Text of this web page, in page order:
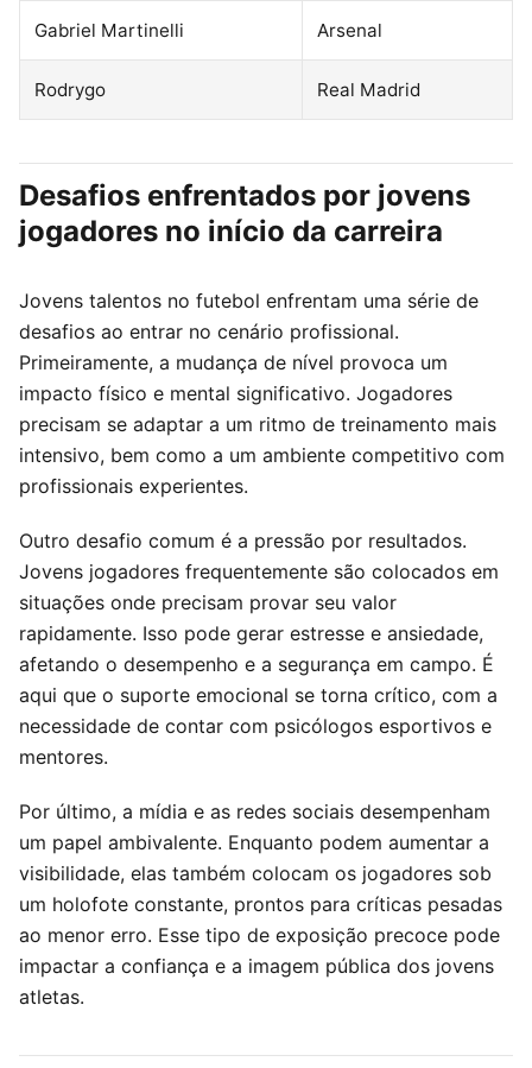
Gabriel Martinelli Arsenal
Rodrygo Real Madrid
Desafios enfrentados por jovens
jogadores no início da carreira
Jovens talentos no futebol enfrentam uma série de
desafios ao entrar no cenário profissional.
Primeiramente, a mudança de nível provoca um
impacto físico e mental significativo. Jogadores
precisam se adaptar a um ritmo de treinamento mais
intensivo, bem como a um ambiente competitivo com
profissionais experientes.
Outro desafio comum é a pressão por resultados.
Jovens jogadores frequentemente são colocados em
situações onde precisam provar seu valor
rapidamente. Isso pode gerar estresse e ansiedade,
afetando o desempenho e a segurança em campo. É
aqui que o suporte emocional se torna crítico, com a
necessidade de contar com psicólogos esportivos e
mentores.
Por último, a mídia e as redes sociais desempenham
um papel ambivalente. Enquanto podem aumentar a
visibilidade, elas também colocam os jogadores sob
um holofote constante, prontos para críticas pesadas
ao menor erro. Esse tipo de exposição precoce pode
impactar a confiança e a imagem pública dos jovens
atletas.